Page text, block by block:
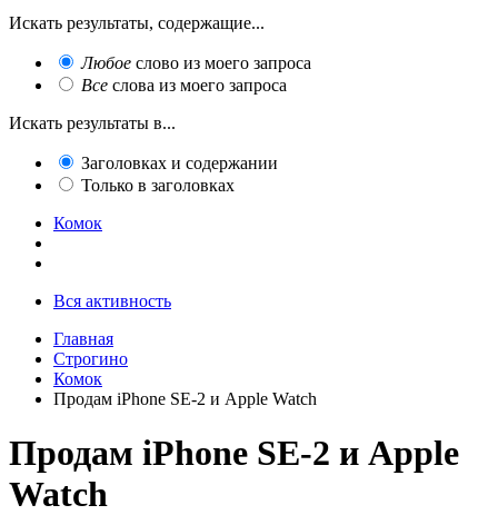
Искать результаты, содержащие...
Любое слово из моего запроса
Все слова из моего запроса
Искать результаты в...
Заголовках и содержании
Только в заголовках
Комок
Вся активность
Главная
Строгино
Комок
Продам iPhone SE-2 и Apple Watch
Продам iPhone SE-2 и Apple
Watch